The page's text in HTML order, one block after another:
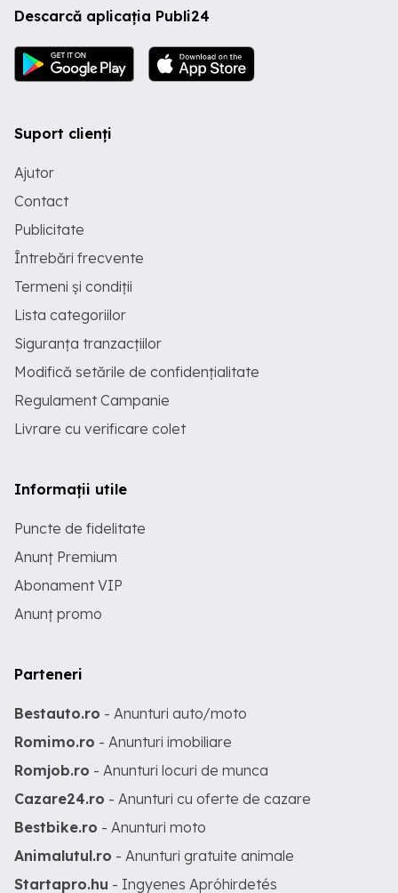
Descarcă aplicația Publi24
Suport clienți
Ajutor
Contact
Publicitate
Întrebări frecvente
Termeni și condiții
Lista categoriilor
Siguranța tranzacțiilor
Modifică setările de confidențialitate
Regulament Campanie
Livrare cu verificare colet
Informații utile
Puncte de fidelitate
Anunț Premium
Abonament VIP
Anunț promo
Parteneri
Bestauto.ro - Anunturi auto/moto
Romimo.ro - Anunturi imobiliare
Romjob.ro - Anunturi locuri de munca
Cazare24.ro - Anunturi cu oferte de cazare
Bestbike.ro - Anunturi moto
Animalutul.ro - Anunturi gratuite animale
Startapro.hu - Ingyenes Apróhirdetés